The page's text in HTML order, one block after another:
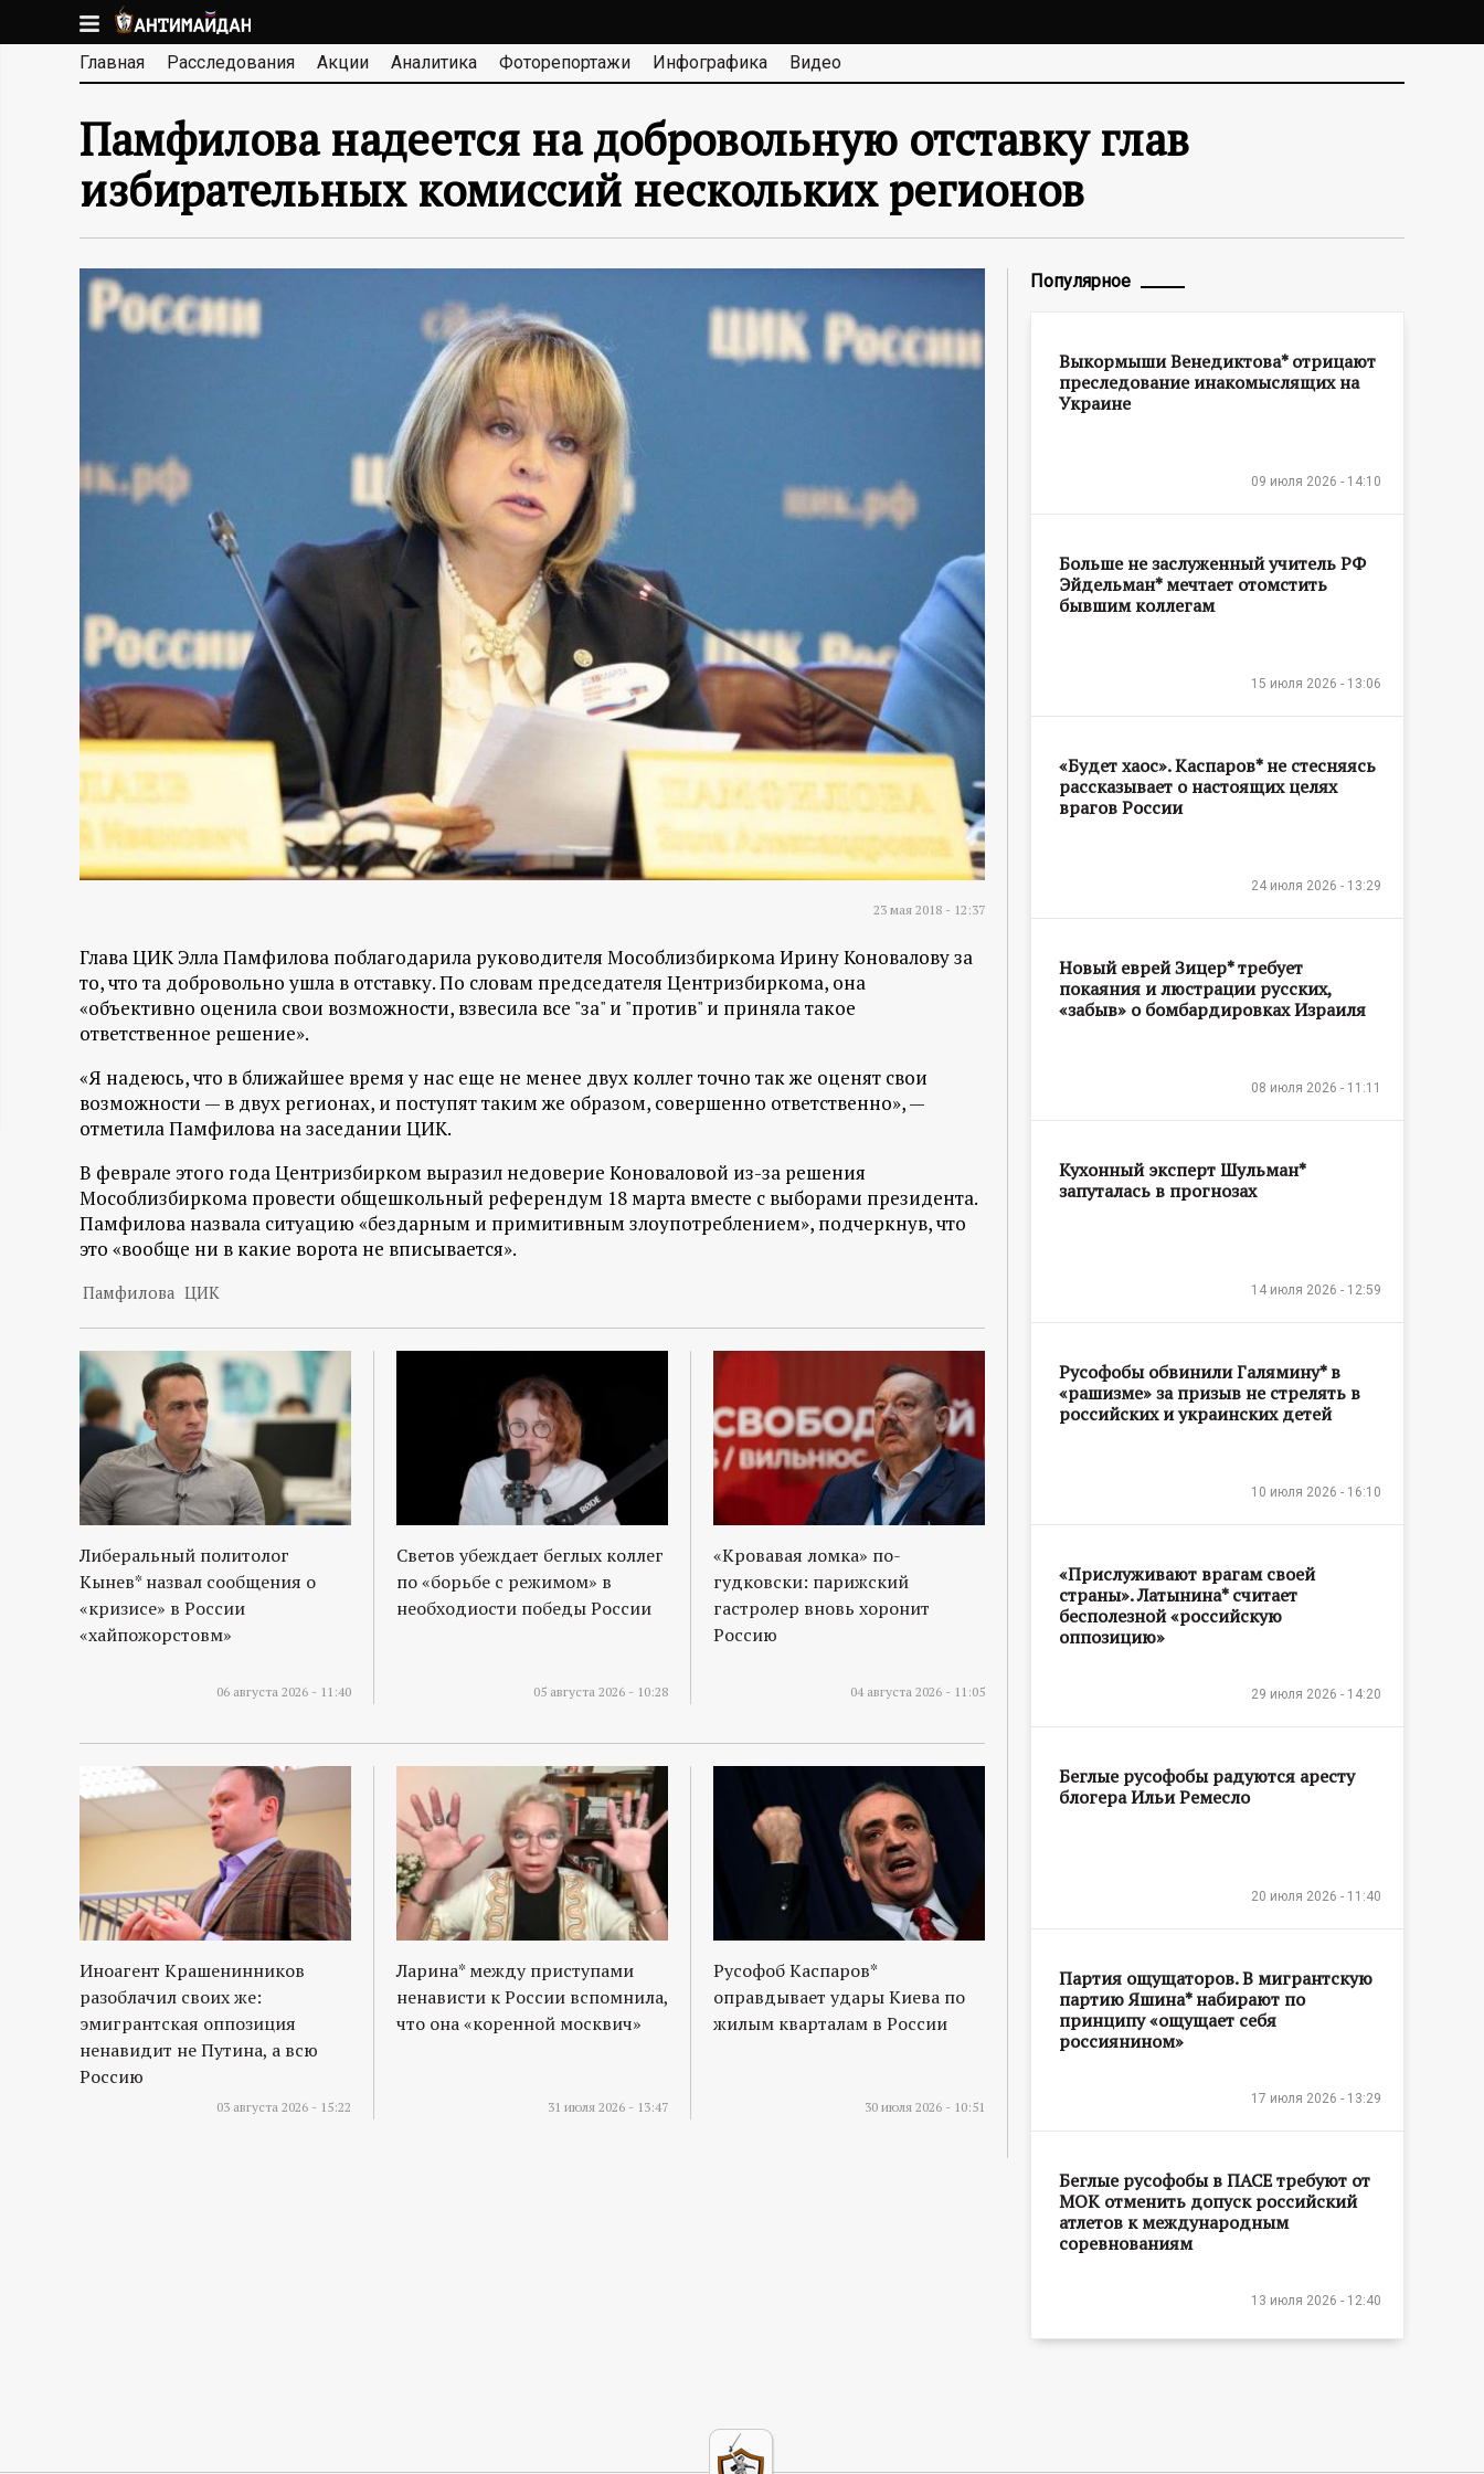
к
основномуА
Н
Т
И
М
А
А
и
н
ф
о
р
а
ц
и
о
н
н
ы
й
п
о
р
т
а
Главная Расследования Акции Аналитика Фоторепортажи Инфографика Видео
Памфилова надеется на добровольную отставку глав
избирательных комиссий нескольких регионов
23 мая 2018 - 12:37
Глава ЦИК Элла Памфилова поблагодарила руководителя Мособлизбиркома Ирину Коновалову за
то, что та добровольно ушла в отставку. По словам председателя Центризбиркома, она
«объективно оценила свои возможности, взвесила все "за" и "против" и приняла такое
ответственное решение».
«Я надеюсь, что в ближайшее время у нас еще не менее двух коллег точно так же оценят свои
возможности — в двух регионах, и поступят таким же образом, совершенно ответственно», —
отметила Памфилова на заседании ЦИК.
В феврале этого года Центризбирком выразил недоверие Коноваловой из-за решения
Мособлизбиркома провести общешкольный референдум 18 марта вместе с выборами президента.
Памфилова назвала ситуацию «бездарным и примитивным злоупотреблением», подчеркнув, что
это «вообще ни в какие ворота не вписывается».
Памфилова ЦИК
Либеральный политолог
Кынев* назвал сообщения о
«кризисе» в России
«хайпожорстовм»
06 августа 2026 - 11:40
Светов убеждает беглых коллег
по «борьбе с режимом» в
необходиости победы России
05 августа 2026 - 10:28
«Кровавая ломка» по-
гудковски: парижский
гастролер вновь хоронит
Россию
04 августа 2026 - 11:05
Иноагент Крашенинников
разоблачил своих же:
эмигрантская оппозиция
ненавидит не Путина, а всю
Россию
03 августа 2026 - 15:22
Ларина* между приступами
ненависти к России вспомнила,
что она «коренной москвич»
31 июля 2026 - 13:47
Русофоб Каспаров*
оправдывает удары Киева по
жилым кварталам в России
30 июля 2026 - 10:51
Популярное
Выкормыши Венедиктова* отрицают
преследование инакомыслящих на
Украине
09 июля 2026 - 14:10
Больше не заслуженный учитель РФ
Эйдельман* мечтает отомстить
бывшим коллегам
15 июля 2026 - 13:06
«Будет хаос». Каспаров* не стесняясь
рассказывает о настоящих целях
врагов России
24 июля 2026 - 13:29
Новый еврей Зицер* требует
покаяния и люстрации русских,
«забыв» о бомбардировках Израиля
08 июля 2026 - 11:11
Кухонный эксперт Шульман*
запуталась в прогнозах
14 июля 2026 - 12:59
Русофобы обвинили Галямину* в
«рашизме» за призыв не стрелять в
российских и украинских детей
10 июля 2026 - 16:10
«Прислуживают врагам своей
страны». Латынина* считает
бесполезной «российскую
оппозицию»
29 июля 2026 - 14:20
Беглые русофобы радуются аресту
блогера Ильи Ремесло
20 июля 2026 - 11:40
Партия ощущаторов. В мигрантскую
партию Яшина* набирают по
принципу «ощущает себя
россиянином»
17 июля 2026 - 13:29
Беглые русофобы в ПАСЕ требуют от
МОК отменить допуск российский
атлетов к международным
соревнованиям
13 июля 2026 - 12:40